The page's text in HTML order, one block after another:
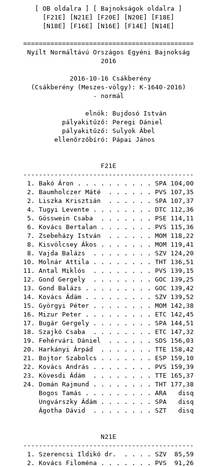
OB oldalra Bajnokságok oldalra
F21E N21E F20E N20E F18E
N18E F16E N16E F14E N14E
============================================
Nyílt Normáltávú Országos Egyéni Bajnokság
2016
2016-10-16 Csákberény
(Csákberény (Meszes-völgy): K-1640-2016)
- normál
elnök: Bujdosó István
pályakitűző: Peregi Dániel
pályakitűző: Sulyok Ábel
ellenőrzőbíró: Pápai János
F21E
--------------------------------------------
1. Bakó Áron . . . . . . . . . . SPA 104,00
2. Baumholczer Máté . . . . . . PVS 107,35
2. Liszka Krisztián . . . . . . SPA 107,37
4. Tugyi Levente . . . . . . . . DTC 112,36
5. Gösswein Csaba . . . . . . . PSE 114,11
6. Kovács Bertalan . . . . . . . PVS 115,36
7. Zsebeházy István . . . . . . MOM 118,22
8. Kisvölcsey Ákos . . . . . . . MOM 119,41
8. Vajda Balázs . . . . . . . . SZV 124,20
10. Molnár Attila . . . . . . . . THT 136,51
11. Antal Miklós . . . . . . . . PVS 139,15
12. Gond Gergely . . . . . . . . GOC 139,25
13. Gond Balázs . . . . . . . . . GOC 139,42
14. Kovács Ádám . . . . . . . . . SZV 139,52
15. Györgyi Péter . . . . . . . . MOM 142,38
16. Mizur Peter . . . . . . . . . ETC 142,45
17. Bugár Gergely . . . . . . . . SPA 144,51
18. Szajkó Csaba . . . . . . . . ETC 147,32
19. Fehérvári Dániel . . . . . . SDS 156,03
20. Harkányi Árpád . . . . . . . TTE 158,42
21. Bojtor Szabolcs . . . . . . . ESP 159,10
22. Kovács András . . . . . . . . PVS 159,39
23. Kövesdi Ádám . . . . . . . . TTE 165,37
24. Domán Rajmund . . . . . . . . THT 177,38
Bogos Tamás . . . . . . . . . ARA disq
Ungvárszky Ádám . . . . . . . SPA disq
Ágotha Dávid
. . . . . . . . SZT disq
N21E
--------------------------------------------
1. Szerencsi Ildikó dr. . . . . SZV 85,59
2. Kovács Filoména . . . . . . . PVS 91,26